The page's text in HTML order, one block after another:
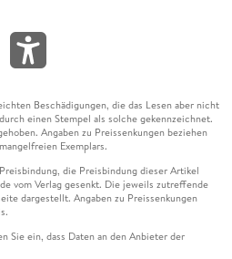
Beschädigungen, die das Lesen aber nicht
einen Stempel als solche gekennzeichnet.
Angaben zu Preissenkungen beziehen
Exemplars.
die Preisbindung dieser Artikel
vom Verlag gesenkt. Die jeweils zutreffende
dargestellt. Angaben zu Preissenkungen
Sie ein, dass Daten an den Anbieter der